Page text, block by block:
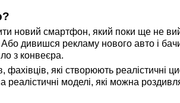
новий смартфон, який поки ще не
дивишся рекламу нового авто і
з конвеєра.
фахівців, які створюють реалістичні
реалістичні моделі, які можна